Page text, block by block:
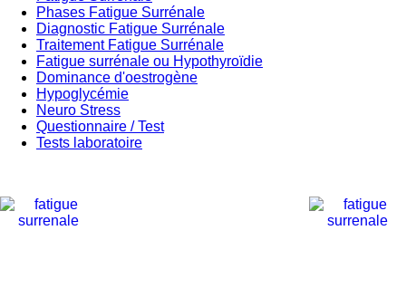
Phases Fatigue Surrénale
Diagnostic Fatigue Surrénale
Traitement Fatigue Surrénale
Fatigue surrénale ou Hypothyroïdie
Dominance d'oestrogène
Hypoglycémie
Neuro Stress
Questionnaire / Test
Tests laboratoire